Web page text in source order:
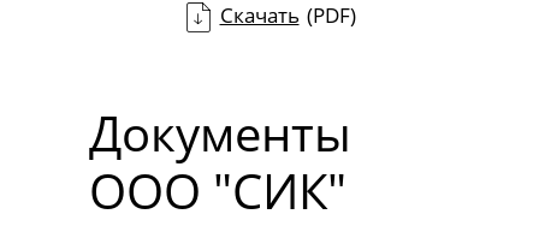
Скачать
Документы
ООО "СИК"